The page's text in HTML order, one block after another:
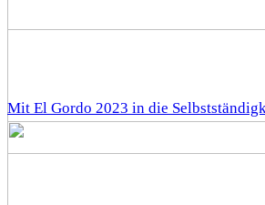
Mit El Gordo 2023 in die